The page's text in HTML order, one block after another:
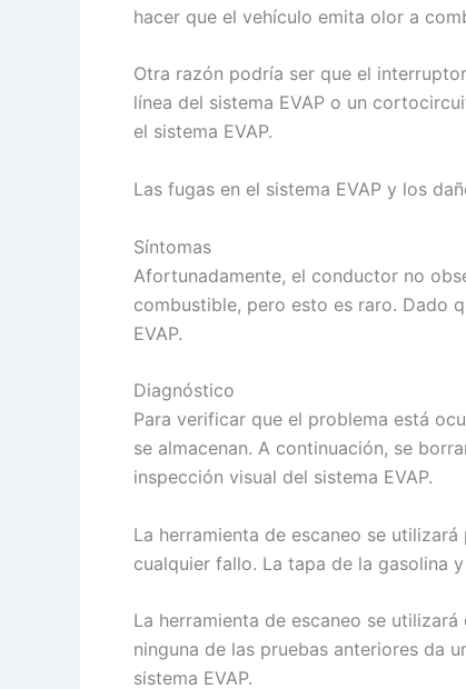
hacer que el vehículo emita olor a
Otra razón podría ser que el
línea del sistema EVAP o un
el sistema EVAP.
Las fugas en el sistema EVAP y los
Síntomas
Afortunadamente, el conductor no
combustible, pero esto es raro. Dado
EVAP.
Diagnóstico
Para verificar que el problema está
se almacenan. A continuación, se
inspección visual del sistema EVAP.
La herramienta de escaneo se
cualquier fallo. La tapa de la gasolina
La herramienta de escaneo se
ninguna de las pruebas anteriores da
sistema EVAP.